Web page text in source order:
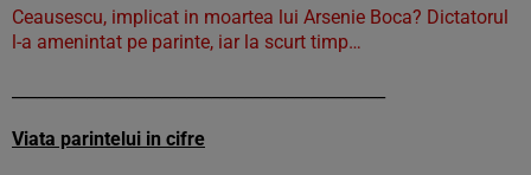
Ceausescu, implicat in moartea lui Arsenie Boca? Dictatorul
l-a amenintat pe parinte, iar la scurt timp…
Viata parintelui in cifre